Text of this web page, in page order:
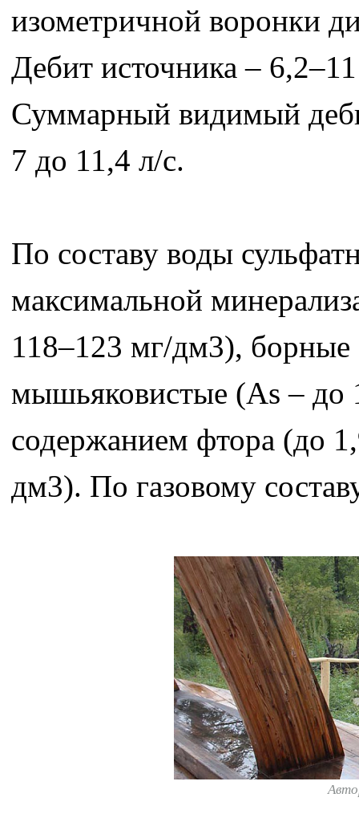
изометричной воронки
Дебит источника –
Суммарный видимый
7 до 11,4 л/с.
По составу воды
максимальной
118–123 мг/дм3),
мышьяковистые (As –
содержанием фтора (до
дм3). По газовому